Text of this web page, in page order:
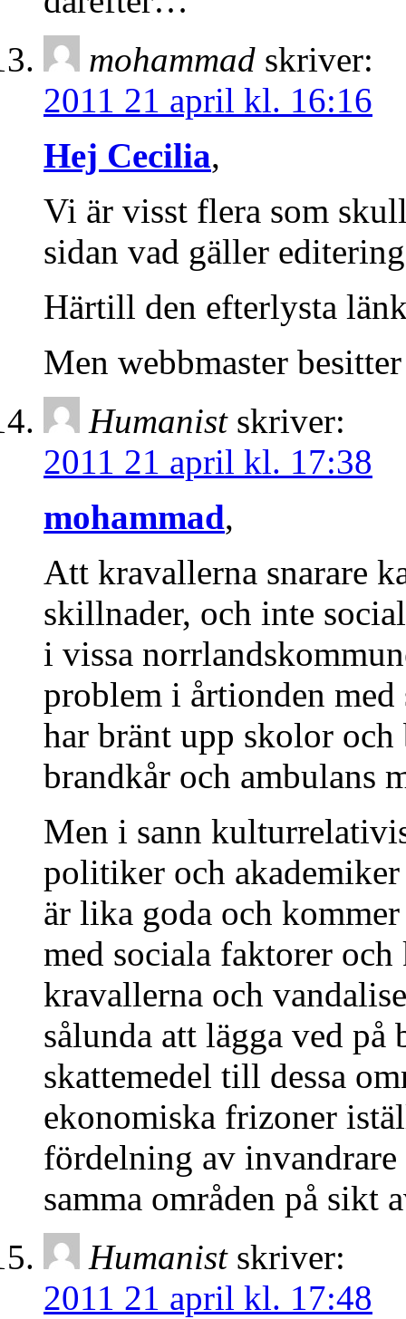
mohammad skriver:
2011 21 april kl. 16:16
Hej Cecilia,
Vi är visst flera som
sidan vad gäller
Härtill den efterlysta
Men webbmaster
Humanist skriver:
2011 21 april kl. 17:38
mohammad,
Att kravallerna snarare
skillnader, och inte
i vissa
problem i årtionden
har bränt upp skolor
brandkår och ambulans
Men i sann
politiker och
är lika goda och
med sociala faktorer
kravallerna och
sålunda att lägga ved
skattemedel till dessa
ekonomiska frizoner
fördelning av
samma områden på sikt
Humanist skriver:
2011 21 april kl. 17:48